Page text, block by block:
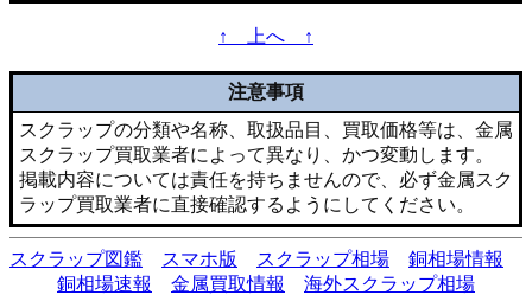
↑ 上へ ↑
注意事項
スクラップの分類や名称、取扱品目、買取価格等は、金属
スクラップ買取業者によって異なり、かつ変動します。
掲載内容については責任を持ちませんので、必ず金属スク
ラップ買取業者に直接確認するようにしてください。
スクラップ図鑑 スマホ版 スクラップ相場
銅相場情報
銅相場速報
金属買取情報 海外スクラップ相場